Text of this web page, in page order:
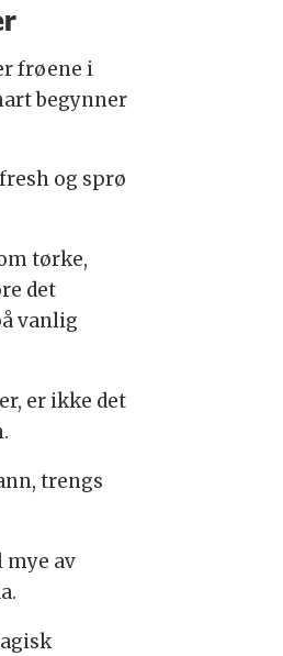
frøene i
begynner
og sprø
tørke,
det
vanlig
er ikke det
trengs
mye av